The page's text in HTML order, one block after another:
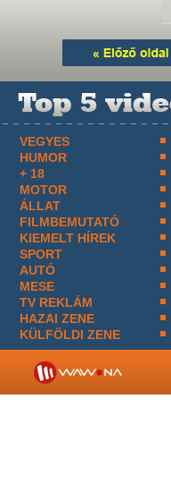
VEGYES
HUMOR
+ 18
MOTOR
ÁLLAT
FILMBEMUTATÓ
KIEMELT HÍREK
SPORT
AUTÓ
MESE
TV REKLÁM
HAZAI ZENE
KÜLFÖLDI ZENE